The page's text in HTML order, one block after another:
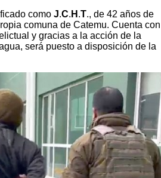
como J.C. H .T., de 42 años de
comuna de Catemu. Cuenta con
y gracias a la acción de la
será puesto a disposición de la